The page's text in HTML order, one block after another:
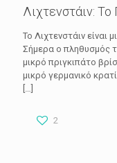
Λιχτενστάιν:
Το Λιχτενστάιν είναι
Σήμερα ο πληθυσμός
μικρό πριγκιπάτο
μικρό γερμανικό
[…]
2